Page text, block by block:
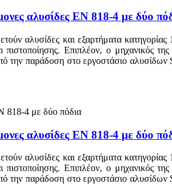
αλυσίδες EN 818-4 με δύο
αλυσίδες και εξαρτήματα κατηγορίας
Επιπλέον, ο μηχανικός
την παράδοση στο εργοστάσιο
αλυσίδες EN 818-4 με δύο
αλυσίδες και εξαρτήματα κατηγορίας
Επιπλέον, ο μηχανικός
την παράδοση στο εργοστάσιο